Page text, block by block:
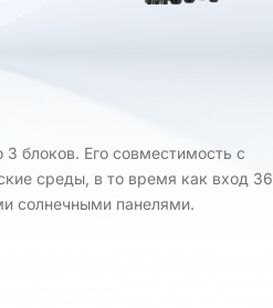
блоков. Его совместимость с
среды, в то время как вход 36
солнечными панелями.